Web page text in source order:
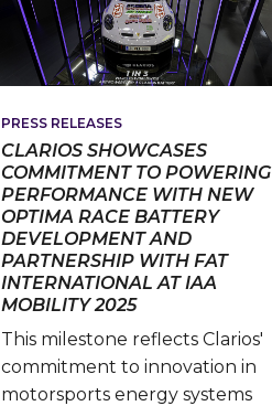
PRESS RELEASES
CLARIOS SHOWCASES
COMMITMENT TO POWERING
PERFORMANCE WITH NEW
OPTIMA RACE BATTERY
DEVELOPMENT AND
PARTNERSHIP WITH FAT
INTERNATIONAL AT IAA
MOBILITY 2025
This milestone reflects Clarios'
commitment to innovation in
motorsports energy systems